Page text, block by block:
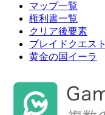
マップ一覧
権利書一覧
クリア後要素
ブレイドクエスト
黄金の国イーラ